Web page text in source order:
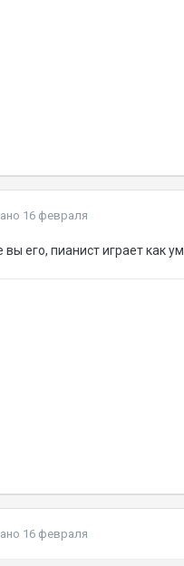
16 февраля
вы его, пианист играет как
16 февраля